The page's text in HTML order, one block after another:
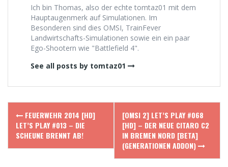
Ich bin Thomas, also der echte tomtaz01 mit dem
Hauptaugenmerk auf Simulationen. Im
Besonderen sind dies OMSI, TrainFever
Landwirtschafts-Simulationen sowie ein ein paar
Ego-Shootern wie "Battlefield 4".
See all posts by tomtaz01
Post
navigation
FEUERWEHR 2014 [HD]
LET’S PLAY #013 – DIE
SCHEUNE BRENNT AB!
[OMSI 2] LET’S PLAY #068
[HD] – DER NEUE CITARO C2
IN BREMEN NORD [BETA]
(GENERATIONEN ADDON)